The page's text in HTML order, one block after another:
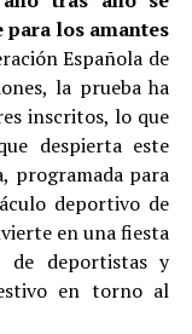
los amantes
Española de
la prueba ha
inscritos, lo que
despierta este
programada para
deportivo de
en una fiesta
de deportistas y
en torno al